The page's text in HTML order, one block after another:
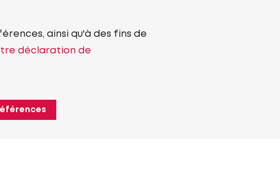
ainsi qu'à des fins de
déclaration de